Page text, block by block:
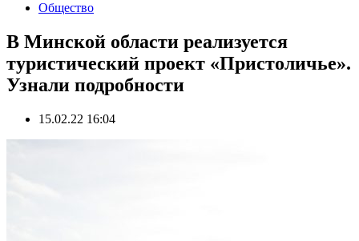
Общество
В Минской области реализуется
туристический проект «Пристоличье».
Узнали подробности
15.02.22 16:04